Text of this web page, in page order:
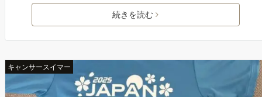
続きを読む
キャンサースイマー